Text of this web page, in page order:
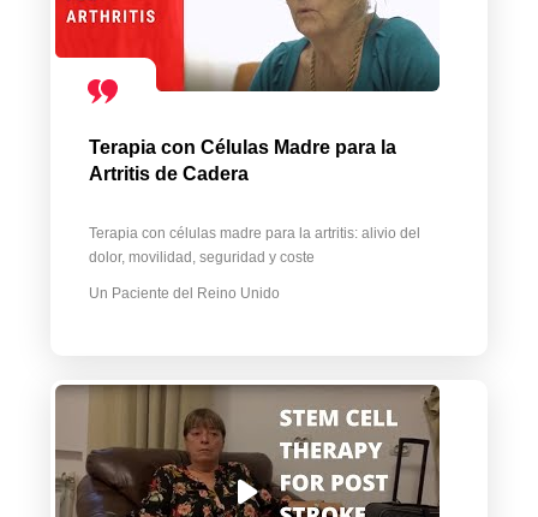
Terapia con Células Madre para la
Artritis de Cadera
Terapia con células madre para la artritis: alivio del
dolor, movilidad, seguridad y coste
Un Paciente del Reino Unido